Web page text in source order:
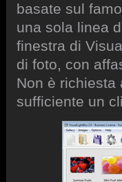
basate sul
una sola linea
finestra di
di foto, con
Non è richiesta
sufficiente un